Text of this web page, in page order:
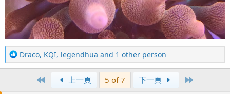
R
e
Draco, KQI, legendhua and 1 other person
First 上一頁 5 of 7 下一頁